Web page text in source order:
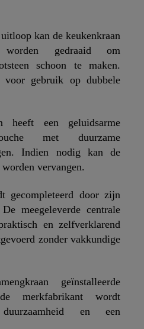
kan de keukenkraan
gedraaid om
schoon te maken.
gebruik op dubbele
heeft een geluidsarme
met duurzame
Indien nodig kan de
vervangen.
gecompleteerd door zijn
meegeleverde centrale
en zelfverklarend
zonder vakkundige
geïnstalleerde
merkfabrikant wordt
en een